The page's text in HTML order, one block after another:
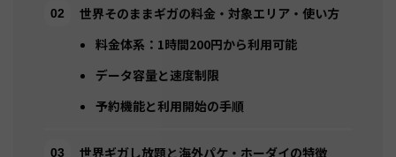
世界そのままギガの料金・対象エリア・使い方
料金体系：1時間200円から利用可能
データ容量と速度制限
予約機能と利用開始の手順
世界ギガし放題と海外パケ・ホーダイの特徴